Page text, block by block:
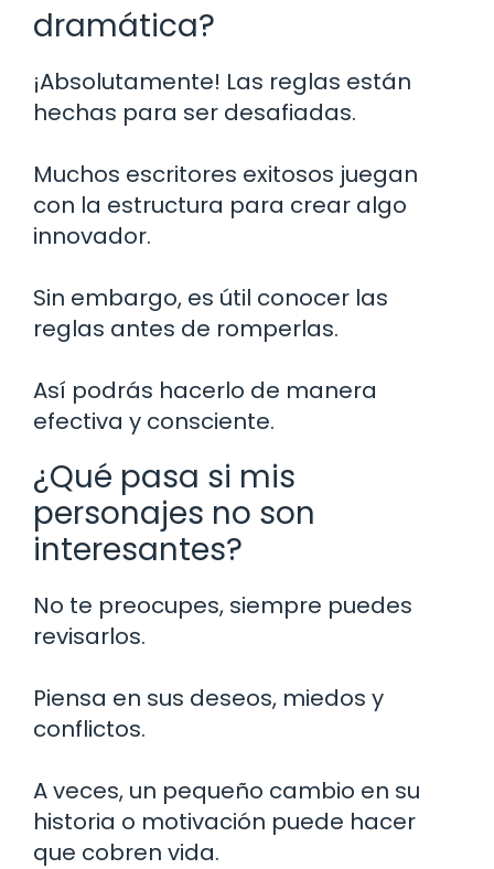
dramática?
¡Absolutamente! Las reglas están
hechas para ser desafiadas.
Muchos escritores exitosos juegan
con la estructura para crear algo
innovador.
Sin embargo, es útil conocer las
reglas antes de romperlas.
Así podrás hacerlo de manera
efectiva y consciente.
¿Qué pasa si mis
personajes no son
interesantes?
No te preocupes, siempre puedes
revisarlos.
Piensa en sus deseos, miedos y
conflictos.
A veces, un pequeño cambio en su
historia o motivación puede hacer
que cobren vida.